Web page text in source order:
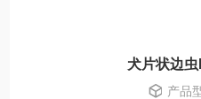
犬片状边
产品